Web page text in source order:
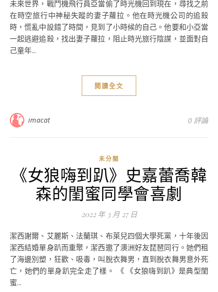
未來世界，戰鬥機飛行員亞當偷了時光機回到現在，尋找之前
在時空旅行中神秘失蹤的妻子蘿拉。他在時光機公司的追殺
時，慌亂中設錯了時間，見到了小時候的自己。他要和小亞當
一起逃避追殺，找出妻子蘿拉，阻止時光旅行陰謀，並面對自
己童年...
閱讀全文
imacat 0 評論
未分類
《女狼嗨到趴》史嘉蕾喬韓
森的閨蜜同學會喜劇
2022 年 3 月 27 日
潔西謝爾、艾麗斯、法蘭琪、布萊兒四個大學死黨，十年後因
潔西結婚單身趴而重聚，潔西邀了澳洲好友琵琶同行。她們租
了海邊別塑，狂歡、吸毒，叫脫衣舞男，直到脫衣舞男意外死
亡，她們的單身趴完全走了樣。 《 《女狼嗨到趴》是典型閨
蜜...